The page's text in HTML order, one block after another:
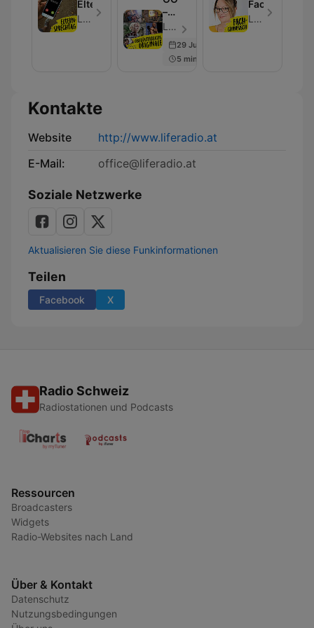
Ars
Electronica
Elternsprechtag
Life Radio
–
Oberösterreichs
Originale
Life Radio - Folge 129
29 Jun 2023
5 min
Life Radio
Kontakte
Website
http://www.liferadio.at
E-Mail:
office@liferadio.at
Soziale Netzwerke
Aktualisieren Sie diese Funkinformationen
Teilen
Facebook X
Radio Schweiz
Radiostationen und Podcasts
Ressourcen
Broadcasters
Widgets
Radio-Websites nach Land
Über & Kontakt
Datenschutz
Nutzungsbedingungen